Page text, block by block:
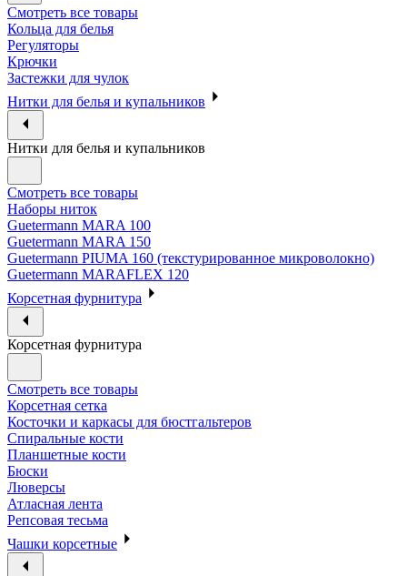
Смотреть все товары
Кольца для белья
Регуляторы
Крючки
Застежки для чулок
Нитки для белья и купальников
Нитки для белья и купальников
Смотреть все товары
Наборы ниток
Guetermann MARA 100
Guetermann MARA 150
Guetermann PIUMA 160 (текстурированное микроволокно)
Guetermann MARAFLEX 120
Корсетная фурнитура
Корсетная фурнитура
Смотреть все товары
Корсетная сетка
Косточки и каркасы для бюстгальтеров
Спиральные кости
Планшетные кости
Бюски
Люверсы
Атласная лента
Репсовая тесьма
Чашки корсетные